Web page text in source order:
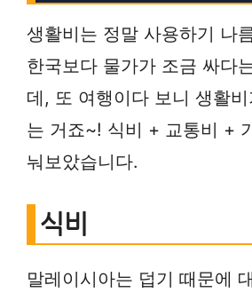
생활비는 정말 사용하기 나
한국보다 물가가 조금 싸다
데, 또 여행이다 보니 생활
는 거죠~! 식비 + 교통비 +
눠보았습니다.
식비
말레이시아는 덥기 때문에